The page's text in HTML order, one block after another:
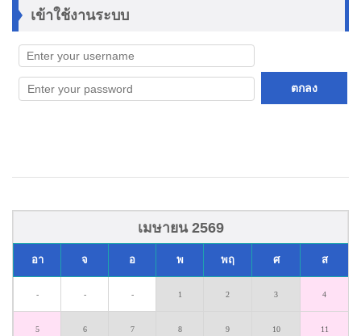
เข้าใช้งานระบบ
ตกลง
เมษายน 2569
อา จ อ พ พฤ ศ ส
- - - 1 2 3 4
5 6 7 8 9 10 11